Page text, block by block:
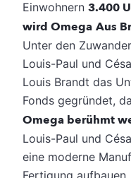
Einwohnern 3.400
wird Omega Aus
Unter den
Louis-Paul und
Louis Brandt das
Fonds gegründet,
Omega berühmt
Louis-Paul und
eine moderne